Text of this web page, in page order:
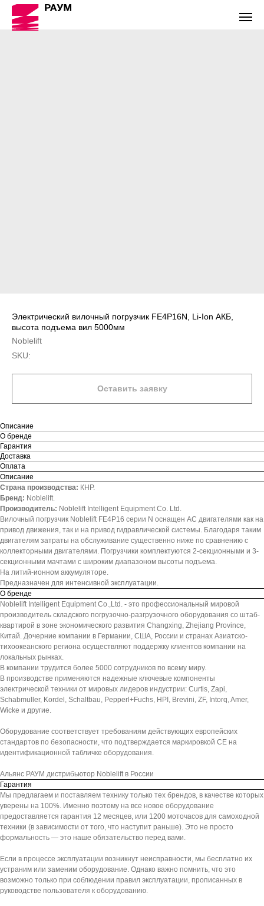
Электрический вилочный погрузчик FE4P16N, Li-Ion АКБ,
высота подъема вил 5000мм
Noblelift
SKU:
Оставить заявку
Описание
О бренде
Гарантия
Доставка
Оплата
Описание
Страна производства: КНР.
Бренд: Noblelift.
Производитель: Noblelift Intelligent Equipment Co. Ltd.
Вилочный погрузчик Noblelift FE4P16 серии N оснащен АС двигателями как на
привод движения, так и на привод гидравлической системы. Благодаря таким
двигателям затраты на обслуживание существенно ниже по сравнению с
коллекторными двигателями. Погрузчики комплектуются 2-секционными и 3-
секционными мачтами с широким диапазоном высоты подъема.
На литий-ионном аккумуляторе.
Предназначен для интенсивной эксплуатации.
О бренде
Noblelift Intelligent Equipment Co.,Ltd. - это профессиональный мировой
производитель складского погрузочно-разгрузочного оборудования со штаб-
квартирой в зоне экономического развития Changxing, Zhejiang Province,
Китай. Дочерние компании в Германии, США, России и странах Азиатско-
тихоокеанского региона осуществляют поддержку клиентов компании на
локальных рынках.
В компании трудится более 5000 сотрудников по всему миру.
В производстве применяются надежные ключевые компоненты
электрической техники от мировых лидеров индустрии: Curtis, Zapi,
Schabmuller, Kordel, Schaltbau, Pepperl+Fuchs, HPI, Brevini, ZF, Intorq, Amer,
Wicke и другие.
Оборудование соответствует требованиям действующих европейских
стандартов по безопасности, что подтверждается маркировкой СЕ на
идентификационной табличке оборудования.
Альянс РАУМ дистрибьютор Noblelift в России
Гарантия
Мы предлагаем и поставляем технику только тех брендов, в качестве которых
уверены на 100%. Именно поэтому на все новое оборудование
предоставляется гарантия 12 месяцев, или 1200 моточасов для самоходной
техники (в зависимости от того, что наступит раньше). Это не просто
формальность — это наше обязательство перед вами.
Если в процессе эксплуатации возникнут неисправности, мы бесплатно их
устраним или заменим оборудование. Однако важно помнить, что это
возможно только при соблюдении правил эксплуатации, прописанных в
руководстве пользователя к оборудованию.